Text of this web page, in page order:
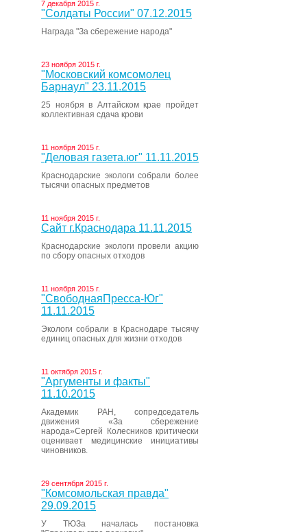
7 декабря 2015 г.
"Солдаты России" 07.12.2015
Награда "За сбережение народа"
23 ноября 2015 г.
"Московский комсомолец
Барнаул" 23.11.2015
25 ноября в Алтайском крае пройдет
коллективная сдача крови
11 ноября 2015 г.
"Деловая газета.юг" 11.11.2015
Краснодарские экологи собрали более
тысячи опасных предметов
11 ноября 2015 г.
Сайт г.Краснодара 11.11.2015
Краснодарские экологи провели акцию
по сбору опасных отходов
11 ноября 2015 г.
"СвободнаяПресса-Юг"
11.11.2015
Экологи собрали в Краснодаре тысячу
единиц опасных для жизни отходов
11 октября 2015 г.
"Аргументы и факты"
11.10.2015
Академик РАН, сопредседатель
движения «За сбережение
народа»Сергей Колесников критически
оценивает медицинские инициативы
чиновников.
29 сентября 2015 г.
"Комсомольская правда"
29.09.2015
У ТЮЗа началась постановка